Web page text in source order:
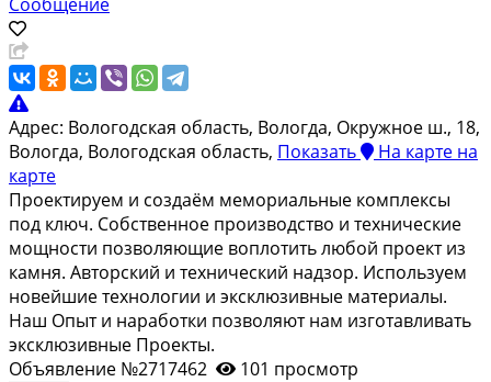
Адрес: Вологодская область, Вологда, Окружное ш., 18,
Вологда, Вологодская область, Показать На карте на
карте
Проектируем и создаём мемориальные комплексы
под ключ. Собственное производство и технические
мощности позволяющие воплотить любой проект из
камня. Авторский и технический надзор. Используем
новейшие технологии и эксклюзивные материалы.
Наш Опыт и наработки позволяют нам изготавливать
эксклюзивные Проекты.
Объявление №2717462
101 просмотр